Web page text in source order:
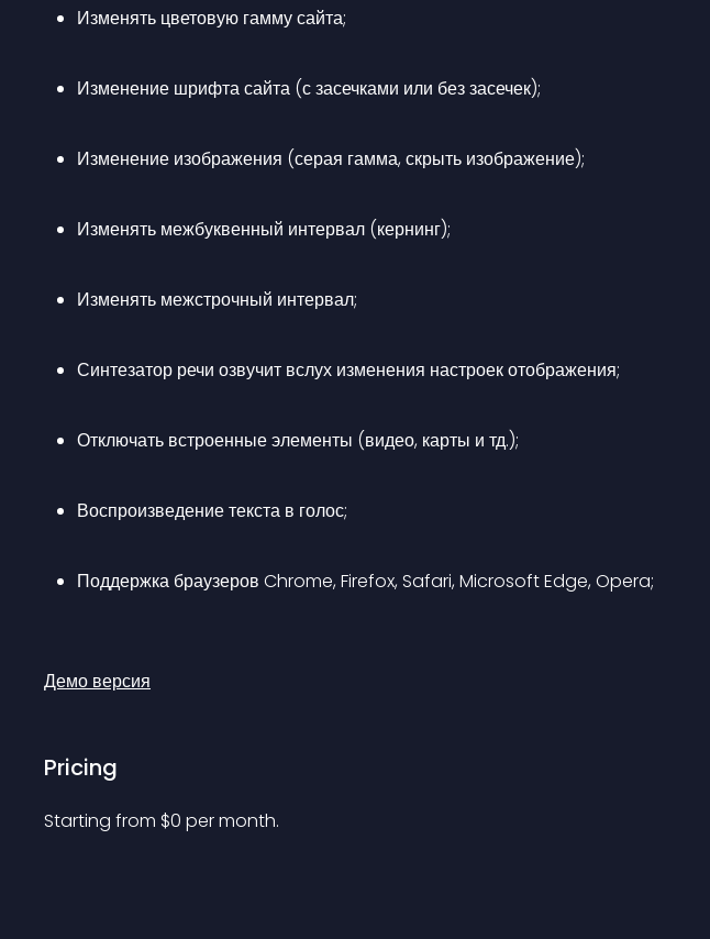
Изменять цветовую гамму сайта;
Изменение шрифта сайта (с засечками или без засечек);
Изменение изображения (серая гамма, скрыть изображение);
Изменять межбуквенный интервал (кернинг);
Изменять межстрочный интервал;
Синтезатор речи озвучит вслух изменения настроек отображения;
Отключать встроенные элементы (видео, карты и тд.);
Воспроизведение текста в голос;
Поддержка браузеров Chrome, Firefox, Safari, Microsoft Edge, Opera;
Демо версия
Pricing
Starting from $0 per month.